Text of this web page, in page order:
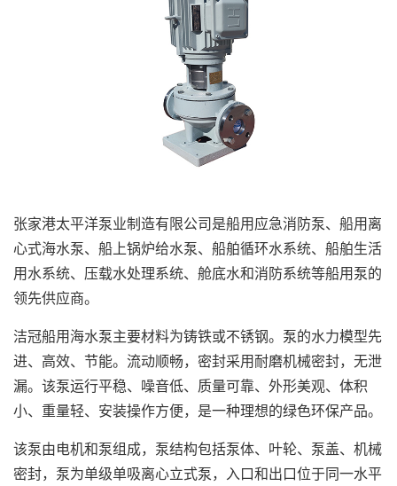
张家港太平洋泵业制造有限公司是船用应急消防泵、船用离
心式海水泵、船上锅炉给水泵、船舶循环水系统、船舶生活
用水系统、压载水处理系统、舱底水和消防系统等船用泵的
领先供应商。
洁冠船用海水泵主要材料为铸铁或不锈钢。泵的水力模型先
进、高效、节能。流动顺畅，密封采用耐磨机械密封，无泄
漏。该泵运行平稳、噪音低、质量可靠、外形美观、体积
小、重量轻、安装操作方便，是一种理想的绿色环保产品。
该泵由电机和泵组成，泵结构包括泵体、叶轮、泵盖、机械
密封，泵为单级单吸离心立式泵，入口和出口位于同一水平